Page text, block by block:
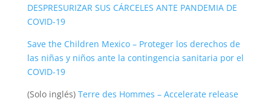
DESPRESURIZAR SUS CÁRCELES ANTE PANDEMIA DE
COVID-19
Save the Children Mexico – Proteger los derechos de
las niñas y niños ante la contingencia sanitaria por el
COVID-19
(Solo inglés) Terre des Hommes – Accelerate release